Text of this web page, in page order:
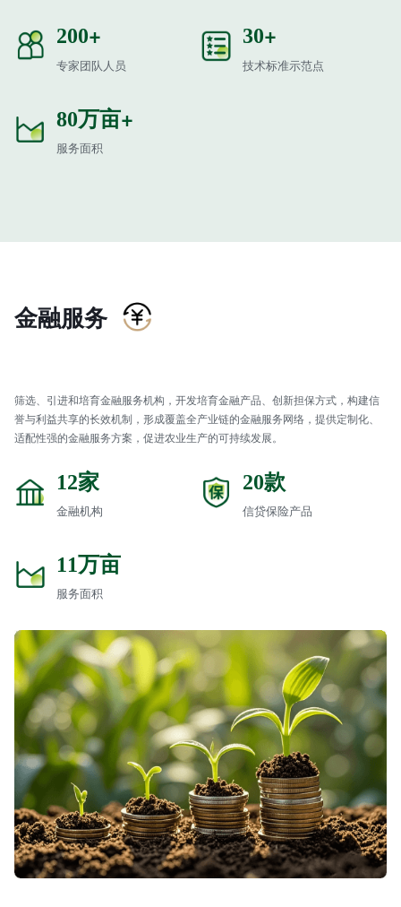
200+
专家团队人员
30+
技术标准示范点
80万亩+
服务面积
金融服务
筛选、引进和培育金融服务机构，开发培育金融产品、创新担保方式，构建信
誉与利益共享的长效机制，形成覆盖全产业链的金融服务网络，提供定制化、
适配性强的金融服务方案，促进农业生产的可持续发展。
12家
金融机构
20款
信贷保险产品
11万亩
服务面积